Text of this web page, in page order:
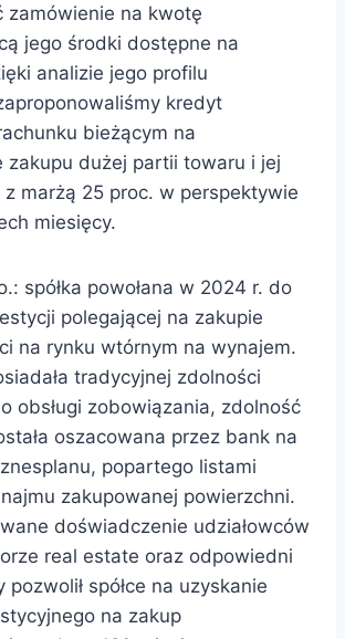
zamówienie na kwotę
jego środki dostępne na
analizie jego profilu
kredyt
bieżącym na
zakupu dużej partii towaru i jej
marżą 25 proc. w perspektywie
miesięcy.
spółka powołana w 2024 r. do
polegającej na zakupie
na rynku wtórnym na wynajem.
tradycyjnej zdolności
obsługi zobowiązania, zdolność
oszacowana przez bank na
popartego listami
zakupowanej powierzchni.
doświadczenie udziałowców
real estate oraz odpowiedni
pozwolił spółce na uzyskanie
na zakup